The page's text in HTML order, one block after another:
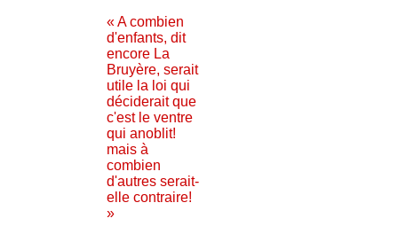
« A combien
d'enfants, dit
encore La
Bruyère, serait
utile la loi qui
déciderait que
c'est le ventre
qui anoblit!
mais à
combien
d'autres serait-
elle contraire!
»